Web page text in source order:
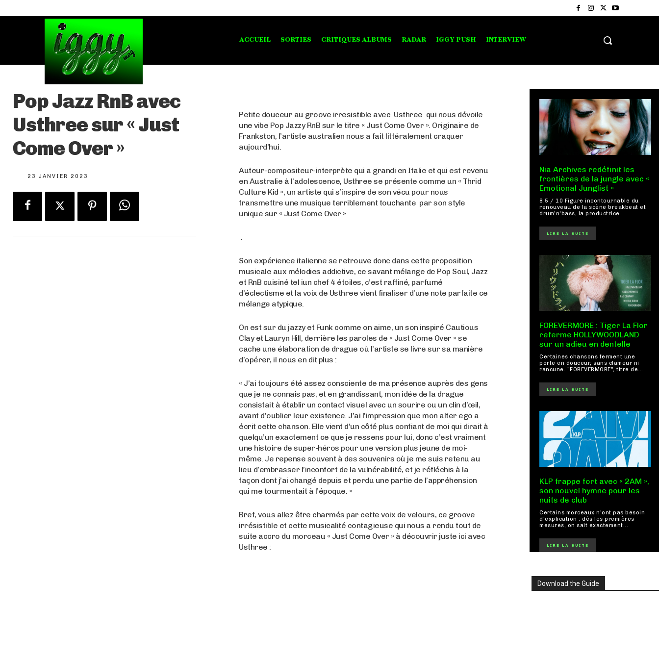
ACCUEIL SORTIES CRITIQUES ALBUMS RADAR IGGY PUSH INTERVIEW
Pop Jazz RnB avec
Usthree sur « Just
Come Over »
23 JANVIER 2023
Petite douceur au groove irresistible avec Usthree qui nous dévoile
une vibe Pop Jazzy RnB sur le titre « Just Come Over ». Originaire de
Frankston, l’artiste australien nous a fait littéralement craquer
aujourd’hui.
Auteur-compositeur-interprète qui a grandi en Italie et qui est revenu
en Australie à l’adolescence, Usthree se présente comme un « Thrid
Culture Kid », un artiste qui s’inspire de son vécu pour nous
transmettre une musique terriblement touchante par son style
unique sur « Just Come Over »
Son expérience italienne se retrouve donc dans cette proposition
musicale aux mélodies addictive, ce savant mélange de Pop Soul, Jazz
et RnB cuisiné tel iun chef 4 étoiles, c’est raffiné, parfumé
d’éclectisme et la voix de Usthree vient finaliser d’une note parfaite ce
mélange atypique.
On est sur du jazzy et Funk comme on aime, un son inspiré Cautious
Clay et Lauryn Hill, derrière les paroles de « Just Come Over » se
cache une élaboration de drague où l’artiste se livre sur sa manière
d’opérer, il nous en dit plus :
« J’ai toujours été assez consciente de ma présence auprès des gens
que je ne connais pas, et en grandissant, mon idée de la drague
consistait à établir un contact visuel avec un sourire ou un clin d’œil,
avant d’oublier leur existence. J’ai l’impression que mon alter ego a
écrit cette chanson. Elle vient d’un côté plus confiant de moi qui dirait à
quelqu’un exactement ce que je ressens pour lui, donc c’est vraiment
une histoire de super-héros pour une version plus jeune de moi-
même. Je repense souvent à des souvenirs où je me suis retenu au
lieu d’embrasser l’inconfort de la vulnérabilité, et je réfléchis à la
façon dont j’ai changé depuis et perdu une partie de l’appréhension
qui me tourmentait à l’époque. »
Bref, vous allez être charmés par cette voix de velours, ce groove
irrésistible et cette musicalité contagieuse qui nous a rendu tout de
suite accro du morceau « Just Come Over » à découvrir juste ici avec
Usthree :
Nia Archives redéfinit les
frontières de la jungle avec «
Emotional Junglist »
8,5 / 10 Figure incontournable du
renouveau de la scène breakbeat et
drum'n'bass, la productrice...
LIRE LA SUITE
FOREVERMORE : Tiger La Flor
referme HOLLYWOODLAND
sur un adieu en dentelle
Certaines chansons ferment une
porte en douceur, sans clameur ni
rancune. "FOREVERMORE", titre de...
LIRE LA SUITE
KLP frappe fort avec « 2AM »,
son nouvel hymne pour les
nuits de club
Certains morceaux n'ont pas besoin
d'explication : dès les premières
mesures, on sait exactement...
LIRE LA SUITE
Download the Guide